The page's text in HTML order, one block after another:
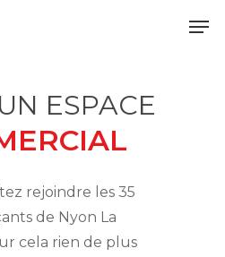
ESPACE
rejoindre les 35
de Nyon La
cela rien de plus